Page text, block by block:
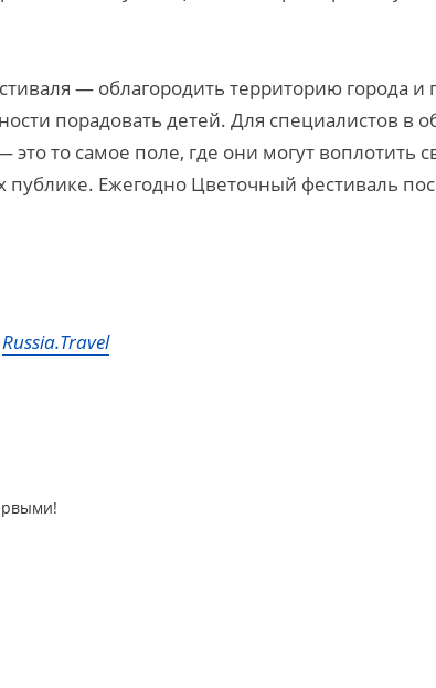
— облагородить территорию города
порадовать детей. Для специалистов в
то самое поле, где они могут воплотить
публике. Ежегодно Цветочный фестиваль
Russia.Travel